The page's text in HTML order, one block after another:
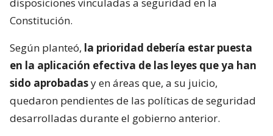
Constitución.
Según planteó, la prioridad debería estar puesta
en la aplicación efectiva de las leyes que ya han
sido aprobadasy en áreas que, a su juicio,
quedaron pendientes de las políticas de seguridad
desarrolladas durante el gobierno anterior.